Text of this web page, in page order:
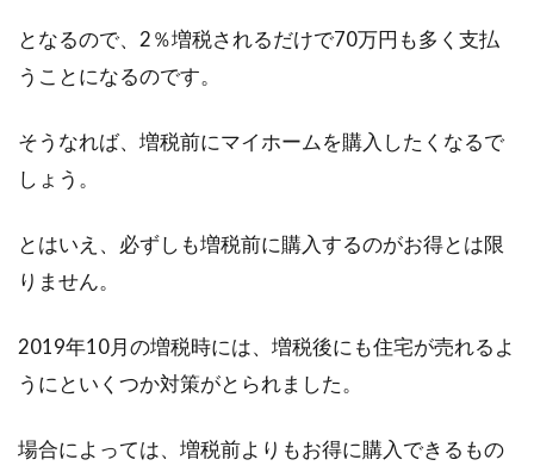
となるので、2％増税されるだけで70万円も多く支払
うことになるのです。
そうなれば、増税前にマイホームを購入したくなるで
しょう。
とはいえ、必ずしも増税前に購入するのがお得とは限
りません。
2019年10月の増税時には、増税後にも住宅が売れるよ
うにといくつか対策がとられました。
場合によっては、増税前よりもお得に購入できるもの